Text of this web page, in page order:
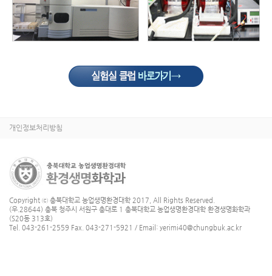
개인정보처리방침
Copyright ⓒ 충북대학교 농업생명환경대학 2017, All Rights Reserved.
(우.28644) 충북 청주시 서원구 충대로 1 충북대학교 농업생명환경대학 환경생명화학과
(S20동 313호)
Tel. 043-261-2559 Fax. 043-271-5921 / Email: yerimi40@chungbuk.ac.kr